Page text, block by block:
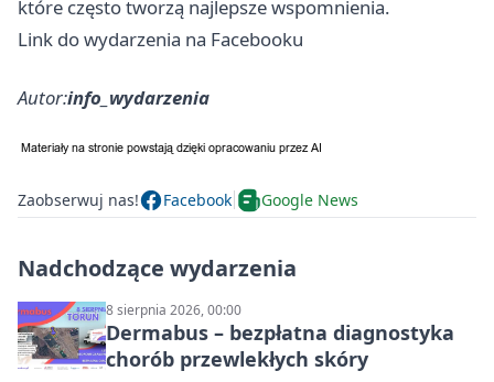
które często tworzą najlepsze wspomnienia.
Link do wydarzenia na Facebooku
Autor:info_wydarzenia
Zaobserwuj nas! Facebook Google News
Nadchodzące wydarzenia
8 sierpnia 2026, 00:00
Dermabus – bezpłatna diagnostyka
chorób przewlekłych skóry